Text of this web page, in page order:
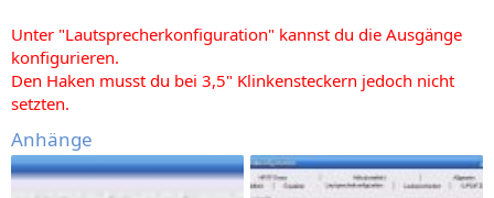
Unter "Lautsprecherkonfiguration" kannst du die Ausgänge
konfigurieren.
Den Haken musst du bei 3,5" Klinkensteckern jedoch nicht
setzten.
Anhänge